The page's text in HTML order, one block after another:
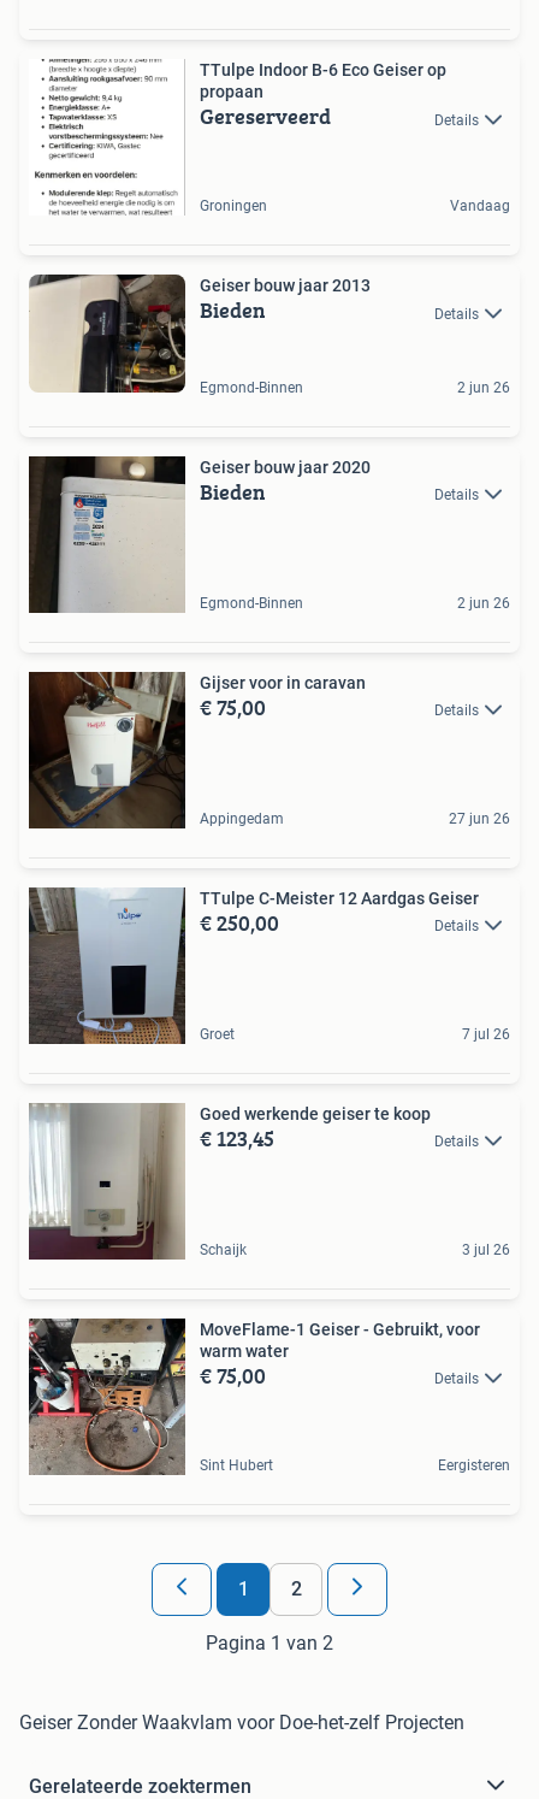
TTulpe Indoor B-6 Eco Geiser op
propaan
Gereserveerd Details
Groningen Vandaag
Geiser bouw jaar 2013
Bieden Details
Egmond-Binnen 2 jun 26
Geiser bouw jaar 2020
Bieden Details
Egmond-Binnen 2 jun 26
Gijser voor in caravan
€ 75,00 Details
Appingedam 27 jun 26
TTulpe C-Meister 12 Aardgas Geiser
€ 250,00 Details
Groet 7 jul 26
Goed werkende geiser te koop
€ 123,45 Details
Schaijk 3 jul 26
MoveFlame-1 Geiser - Gebruikt, voor
warm water
€ 75,00 Details
Sint Hubert Eergisteren
1 2
Pagina 1 van 2
Geiser Zonder Waakvlam voor Doe-het-zelf Projecten
Gerelateerde zoektermen